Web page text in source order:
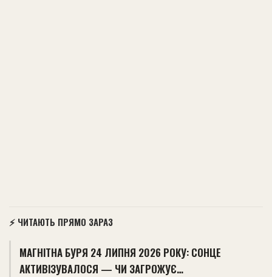
⚡ ЧИТАЮТЬ ПРЯМО ЗАРАЗ
МАГНІТНА БУРЯ 24 ЛИПНЯ 2026 РОКУ: СОНЦЕ
АКТИВІЗУВАЛОСЯ — ЧИ ЗАГРОЖУЄ…